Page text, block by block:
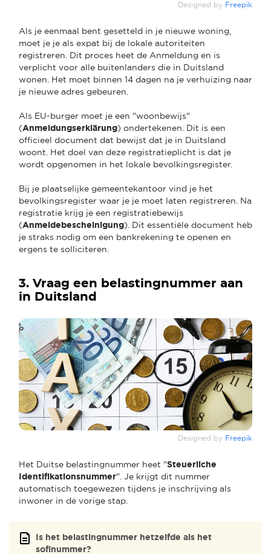
Designed by Freepik
Als je eenmaal bent gesetteld in je nieuwe woning,
moet je je als expat bij de lokale autoriteiten
registreren. Dit proces heet de Anmeldung en is
verplicht voor alle buitenlanders die in Duitsland
wonen. Het moet binnen 14 dagen na je verhuizing naar
je nieuwe adres gebeuren.
Als EU-burger moet je een "woonbewijs"
(Anmeldungserklärung) ondertekenen. Dit is een
officieel document dat bewijst dat je in Duitsland
woont. Het doel van deze registratieplicht is dat je
wordt opgenomen in het lokale bevolkingsregister.
Bij je plaatselijke gemeentekantoor vind je het
bevolkingsregister waar je je moet laten registreren. Na
registratie krijg je een registratiebewijs
(Anmeldebescheinigung). Dit essentiële document heb
je straks nodig om een bankrekening te openen en
ergens te solliciteren.
3. Vraag een belastingnummer aan
in Duitsland
Designed by Freepik
Het Duitse belastingnummer heet "Steuerliche
Identifikationsnummer". Je krijgt dit nummer
automatisch toegewezen tijdens je inschrijving als
inwoner in de vorige stap.
Is het belastingnummer hetzelfde als het
sofinummer?